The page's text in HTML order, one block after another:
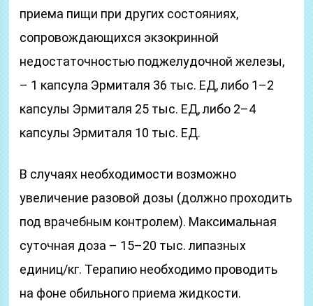
приема пищи при других состояниях,
сопровождающихся экзокринной
недостаточностью поджелудочной железы,
– 1 капсула Эрмиталя 36 тыс. ЕД, либо 1–2
капсулы Эрмиталя 25 тыс. ЕД, либо 2–4
капсулы Эрмиталя 10 тыс. ЕД.
В случаях необходимости возможно
увеличение разовой дозы (должно проходить
под врачебным контролем). Максимальная
суточная доза – 15–20 тыс. липазных
единиц/кг. Терапию необходимо проводить
на фоне обильного приема жидкости.